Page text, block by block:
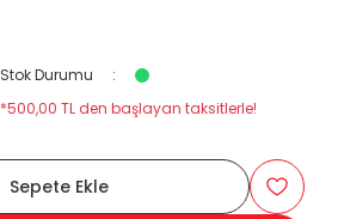
Stok Durumu
*500,00 TL den başlayan taksitlerle!
Sepete Ekle